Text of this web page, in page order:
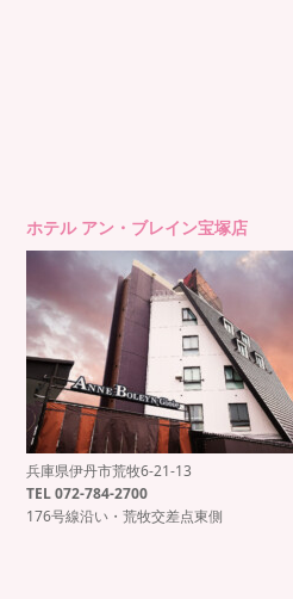
もっと見る
ホテル アン・ブレイン宝塚店
兵庫県伊丹市荒牧6-21-13
TEL 072-784-2700
176号線沿い・荒牧交差点東側